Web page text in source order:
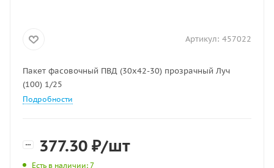
Артикул: 457022
Пакет фасовочный ПВД (30х42-30) прозрачный Луч
(100) 1/25
Подробности
377.30 ₽/шт
Есть в наличии: 7